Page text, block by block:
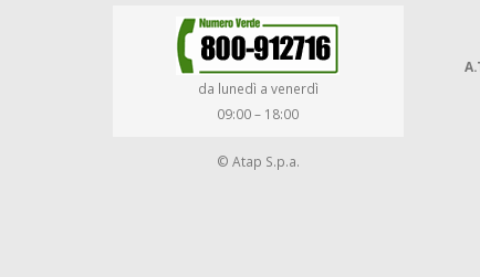
da lunedì a venerdì
09:00 – 18:00
© Atap S.p.a.